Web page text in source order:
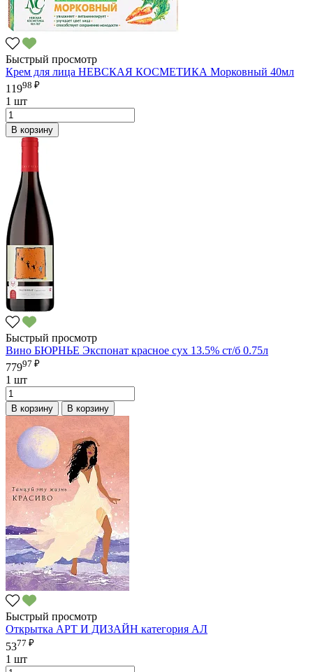
Быстрый просмотр
Крем для лица НЕВСКАЯ КОСМЕТИКА Морковный 40мл
11998 ₽
1 шт
В корзину
Быстрый просмотр
Вино БЮРНЬЕ Экспонат красное сух 13.5% ст/б 0.75л
77997 ₽
1 шт
В корзину В корзину
Быстрый просмотр
Открытка АРТ И ДИЗАЙН категория АЛ
5377 ₽
1 шт